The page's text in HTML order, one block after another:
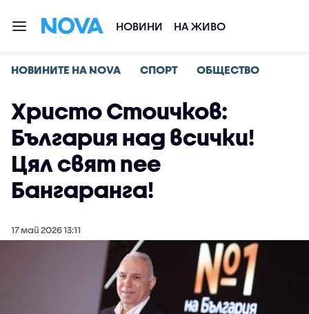
НОВИНИ НА ЖИВО
НОВИНИТЕ НА NOVA СПОРТ ОБЩЕСТВО
Христо Стоичков:
България над всички!
Цял свят пее
Бангаранга!
17 май 2026 13:11